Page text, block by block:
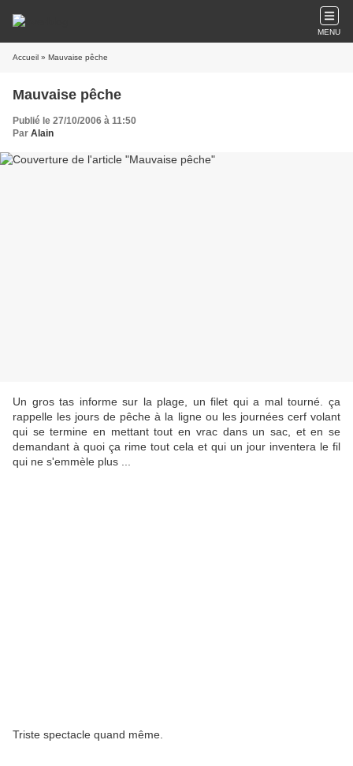
MENU
Accueil » Mauvaise pêche
Mauvaise pêche
Publié le 27/10/2006 à 11:50
Par Alain
Un gros tas informe sur la plage, un filet qui a mal tourné. ça
rappelle les jours de pêche à la ligne ou les journées cerf volant
qui se termine en mettant tout en vrac dans un sac, et en se
demandant à quoi ça rime tout cela et qui un jour inventera le fil
qui ne s'emmèle plus ...
Triste spectacle quand même.